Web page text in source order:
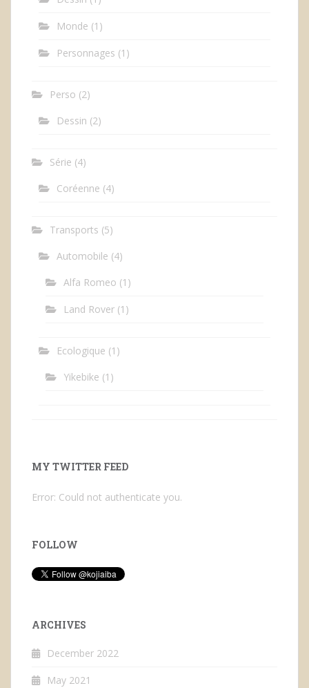
Monde (1)
Personnages (1)
Perso (2)
Dessin (2)
Série (4)
Coréenne (4)
Transports (5)
Automobile (4)
Alfa Romeo (1)
Land Rover (1)
Ecologique (1)
Yikebike (1)
MY TWITTER FEED
Error: Could not authenticate you.
FOLLOW
ARCHIVES
December 2022
May 2021